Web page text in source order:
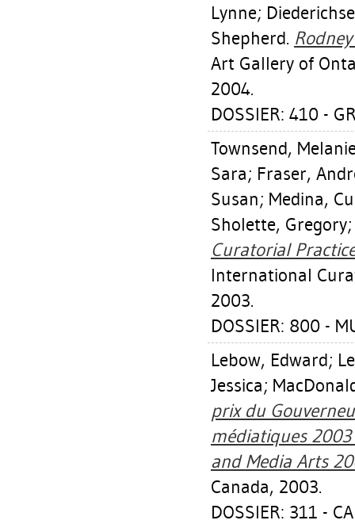
Lynne;
Shepherd.
Art Gallery of
2004.
DOSSIER: 410 -
Townsend,
Sara; Fraser,
Susan; Medina,
Sholette, Gregory
Curatorial
International
2003.
DOSSIER: 800 -
Lebow, Edward;
Jessica;
prix du
médiatiques
and Media Arts
Canada, 2003.
DOSSIER: 311 -